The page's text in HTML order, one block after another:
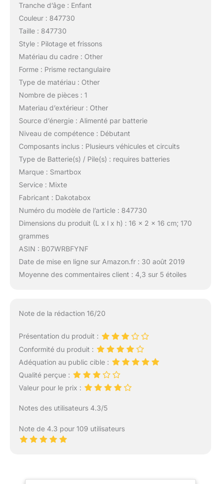
Tranche d’âge : Enfant
Couleur : 847730
Taille : 847730
Style : Pilotage et frissons
Matériau du cadre : Other
Forme : Prisme rectangulaire
Type de matériau : Other
Nombre de pièces : 1
Materiau d’extérieur : Other
Source d’énergie : Alimenté par batterie
Niveau de compétence : Débutant
Composants inclus : Plusieurs véhicules et circuits
Type de Batterie(s) / Pile(s) : requires batteries
Marque : Smartbox
Service : Mixte
Fabricant : Dakotabox
Numéro du modèle de l’article : 847730
Dimensions du produit (L x l x h) : 16 x 2 x 16 cm; 170
grammes
ASIN : B07WRBFYNF
Date de mise en ligne sur Amazon.fr : 30 août 2019
Moyenne des commentaires client : 4,3 sur 5 étoiles
Note de la rédaction 16/20
Présentation du produit :
Conformité du produit :
Adéquation au public cible :
Qualité perçue :
Valeur pour le prix :
Notes des utilisateurs 4.3/5
Note de 4.3 pour 109 utilisateurs